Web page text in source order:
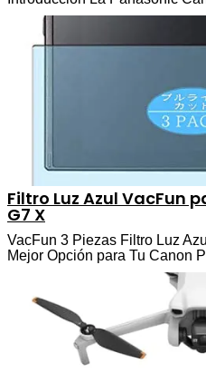
Filtro Luz Azul VacFun
G7 X
VacFun 3 Piezas Filtro Luz
Mejor Opción para Tu Canon